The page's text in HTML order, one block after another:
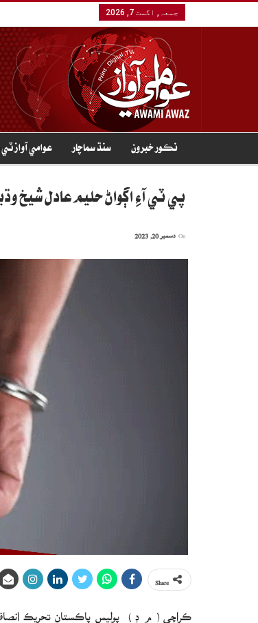
جمعہ, اگست 7, 2026
نڪور خبرون سنڌ سماچار عوامي آواز
پي ٽي آءِ اڳواڻ حليم عادل شيخ